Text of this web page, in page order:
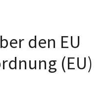
den EU
(EU)